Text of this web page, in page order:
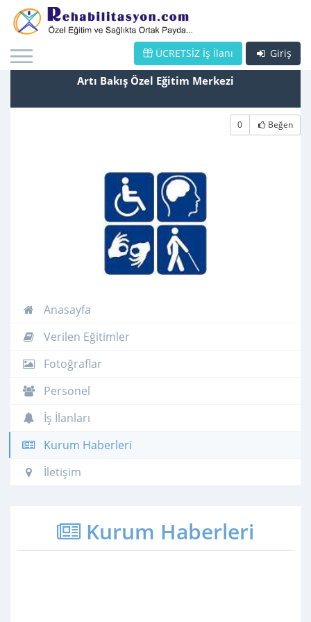
Giriş
ÜCRETSİZ İş İlanı
Artı Bakış Özel Eğitim Merkezi
0 Beğen
Anasayfa
Verilen Eğitimler
Fotoğraflar
Personel
İş İlanları
Kurum Haberleri
İletişim
Kurum Haberleri